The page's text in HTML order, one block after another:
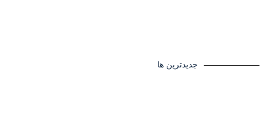
جدیدترین ها